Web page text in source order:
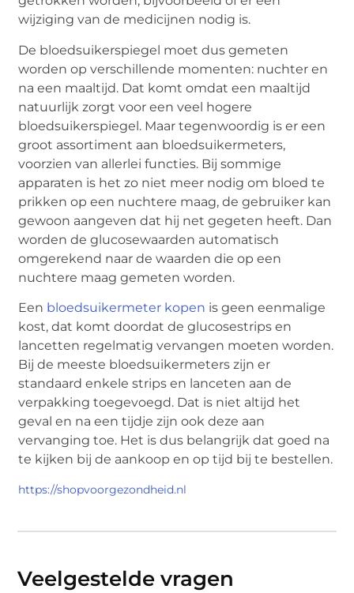
wijziging van de medicijnen nodig is.
De bloedsuikerspiegel moet dus gemeten
worden op verschillende momenten: nuchter en
na een maaltijd. Dat komt omdat een maaltijd
natuurlijk zorgt voor een veel hogere
bloedsuikerspiegel. Maar tegenwoordig is er een
groot assortiment aan bloedsuikermeters,
voorzien van allerlei functies. Bij sommige
apparaten is het zo niet meer nodig om bloed te
prikken op een nuchtere maag, de gebruiker kan
gewoon aangeven dat hij net gegeten heeft. Dan
worden de glucosewaarden automatisch
omgerekend naar de waarden die op een
nuchtere maag gemeten worden.
Een bloedsuikermeter kopen is geen eenmalige
kost, dat komt doordat de glucosestrips en
lancetten regelmatig vervangen moeten worden.
Bij de meeste bloedsuikermeters zijn er
standaard enkele strips en lanceten aan de
verpakking toegevoegd. Dat is niet altijd het
geval en na een tijdje zijn ook deze aan
vervanging toe. Het is dus belangrijk dat goed na
te kijken bij de aankoop en op tijd bij te bestellen.
https://shopvoorgezondheid.nl
Veelgestelde vragen